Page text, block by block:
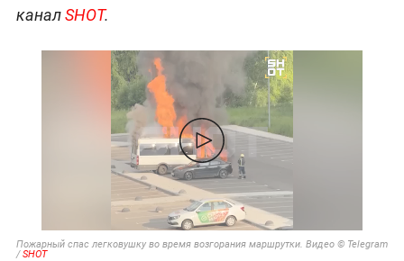
каналSHOT.
Пожарный спас легковушку во время возгорания маршрутки. Видео © Telegram
/SHOT